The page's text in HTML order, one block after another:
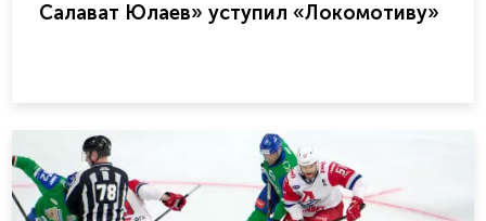
Салават Юлаев» уступил «Локомотиву»